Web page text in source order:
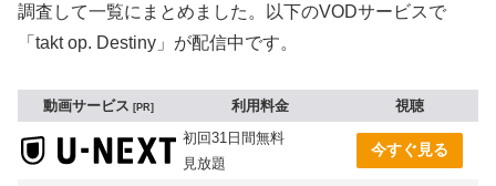
調査して一覧にまとめました。以下のVODサービスで
「takt op. Destiny」が配信中です。
動画サービス PR 利用料金
視聴
初回31日間無料
見放題
今すぐ見る